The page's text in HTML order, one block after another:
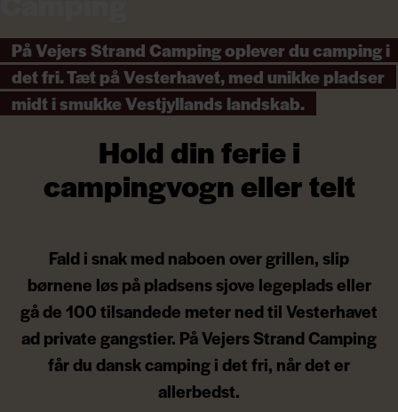
På Vejers Strand Camping oplever du camping i
det fri. Tæt på Vesterhavet, med unikke pladser
midt i smukke Vestjyllands landskab.
Hold din ferie i
campingvogn eller telt
Fald i snak med naboen over grillen, slip
børnene løs på pladsens sjove legeplads eller
gå de 100 tilsandede meter ned til Vesterhavet
ad private gangstier. På Vejers Strand Camping
får du dansk camping i det fri, når det er
allerbedst.